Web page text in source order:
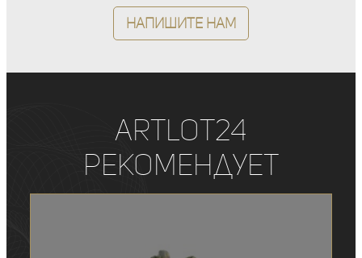
Напишите нам
ArtLot24
рекомендует